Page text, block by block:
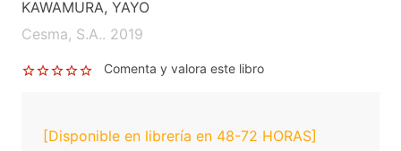
KAWAMURA, YAYO
Cesma, S.A.. 2019
Comenta y valora este libro
[Disponible en librería en 48-72 HORAS]